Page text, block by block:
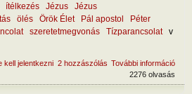
ítélkezés Jézus
Jézus
ölés Örök Élet Pál apostol
Péter
szeretetmegvonás Tízparancsolat
v
További információ
2 hozzászólás
kell jelentkezni
2276 olvasás